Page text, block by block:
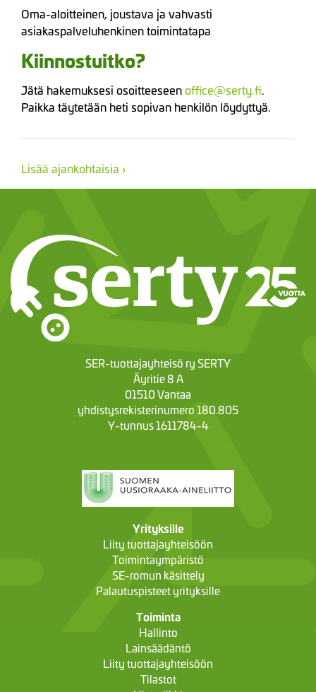
Oma-aloitteinen, joustava ja vahvasti
asiakaspalveluhenkinen toimintatapa
Kiinnostuitko?
Jätä hakemuksesi osoitteeseenoffice@serty.fi.
Paikka täytetään heti sopivan henkilön löydyttyä.
Lisää ajankohtaisia ›
SER-tuottajayhteisö ry SERTY
Äyritie 8 A
01510 Vantaa
yhdistysrekisterinumero 180.805
Y-tunnus 1611784-4
Yrityksille
Liity tuottajayhteisöön
Toimintaympäristö
SE-romun käsittely
Palautuspisteet yrityksille
Toiminta
Hallinto
Lainsäädäntö
Liity tuottajayhteisöön
Tilastot